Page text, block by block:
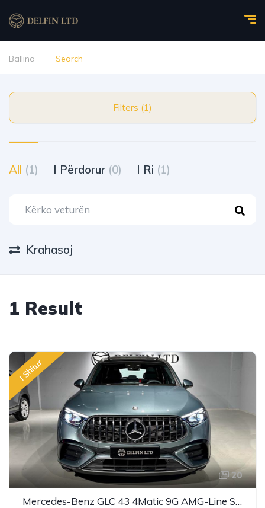
Ballina Search
Filters (1)
All (1) I Përdorur (0) I Ri (1)
Krahasoj
1 Result
I Shitur
20
Mercedes-Benz GLC 43 4Matic 9G AMG-Line SPEEDSHIFT